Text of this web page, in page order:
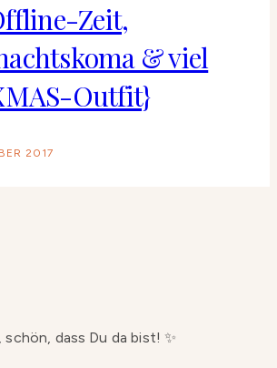
Zeit,
& viel
Outfit}
2017
schön, dass Du da bist! ✨